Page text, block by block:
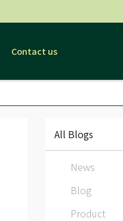
Contact us
All Blogs
News
Blog
Product